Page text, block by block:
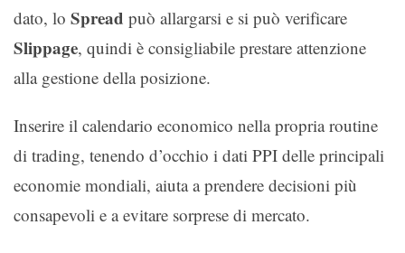
dato, lo Spread può allargarsi e si può verificare
Slippage, quindi è consigliabile prestare attenzione
alla gestione della posizione.
Inserire il calendario economico nella propria routine
di trading, tenendo d’occhio i dati PPI delle principali
economie mondiali, aiuta a prendere decisioni più
consapevoli e a evitare sorprese di mercato.